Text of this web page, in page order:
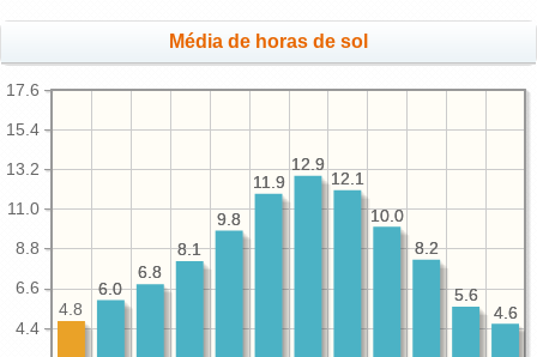
Média de horas de sol
4.4
6.6
8.8
11.0
13.2
15.4
17.6
4.6
5.6
8.2
10.0
12.1
12.9
11.9
9.8
8.1
6.8
6.0
4.6
5.6
8.2
10.0
12.1
12.9
11.9
9.8
8.1
6.8
6.0
4.8